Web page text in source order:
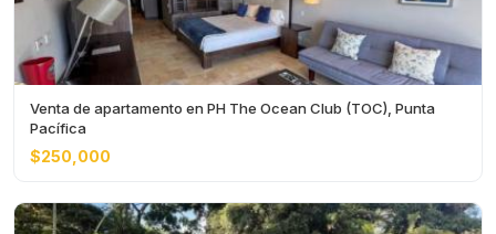
Venta de apartamento en PH The Ocean Club (TOC), Punta
Pacífica
$250,000